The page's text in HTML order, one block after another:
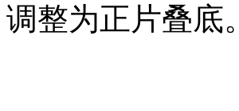
调整为正片叠底。